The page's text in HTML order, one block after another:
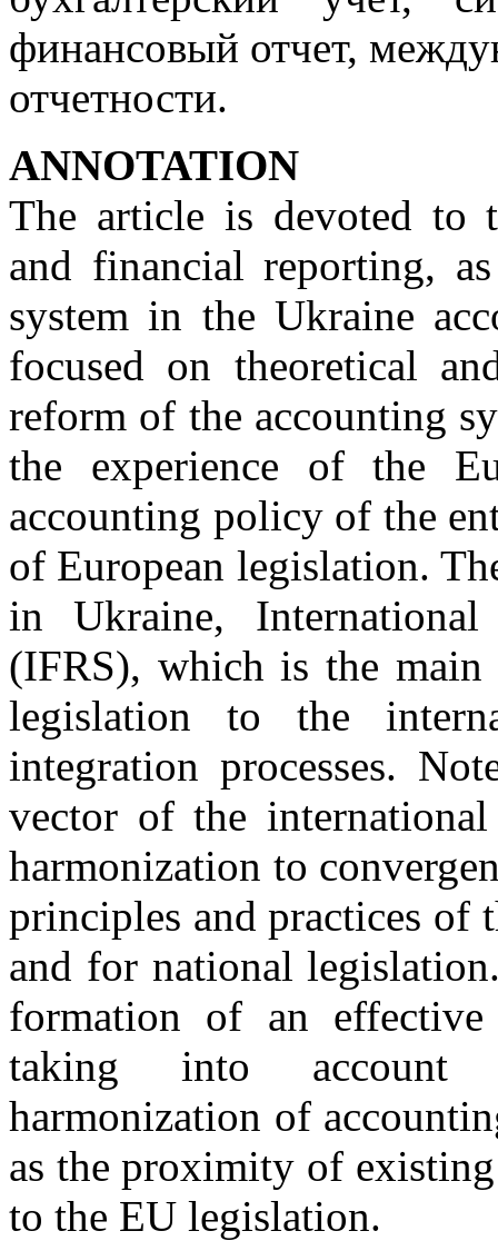
финансовый отчет,
отчетности.
АNNOTATION
The article is devoted to
and financial reporting,
system in the Ukraine
focused on theoretical
reform of the accounting
the experience of the
accounting policy of the
of European legislation.
in Ukraine, International
(IFRS), which is the
legislation to the
integration processes.
vector of the
harmonization to
principles and practices of
and for national
formation of an
taking into account
harmonization of
as the proximity of
to the EU legislation.